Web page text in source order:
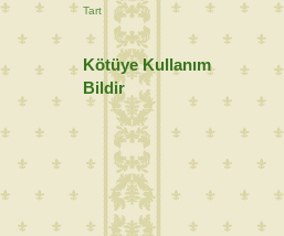
Tart
Kötüye Kullanım
Bildir